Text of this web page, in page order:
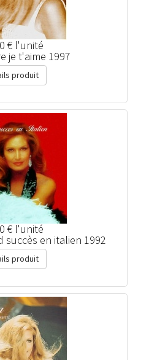
€ l'unité
je t'aime 1997
produit
€ l'unité
succès en italien 1992
produit